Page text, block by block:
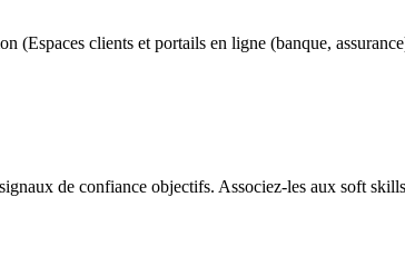
(Espaces clients et portails en ligne (banque,
de confiance objectifs. Associez-les aux soft